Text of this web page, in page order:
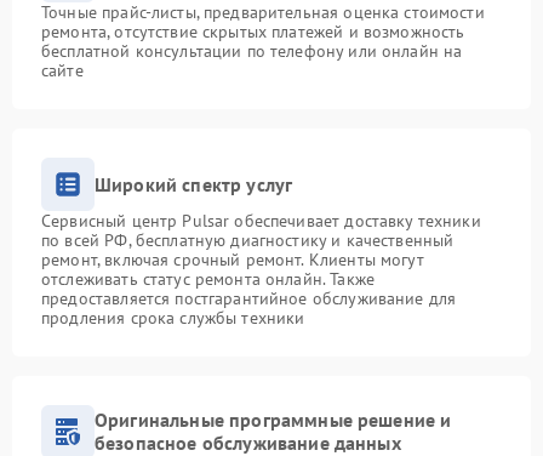
Точные прайс-листы, предварительная оценка стоимости
ремонта, отсутствие скрытых платежей и возможность
бесплатной консультации по телефону или онлайн на
сайте
Широкий спектр услуг
Сервисный центр Pulsar обеспечивает доставку техники
по всей РФ, бесплатную диагностику и качественный
ремонт, включая срочный ремонт. Клиенты могут
отслеживать статус ремонта онлайн. Также
предоставляется постгарантийное обслуживание для
продления срока службы техники
Оригинальные программные решение и
безопасное обслуживание данных